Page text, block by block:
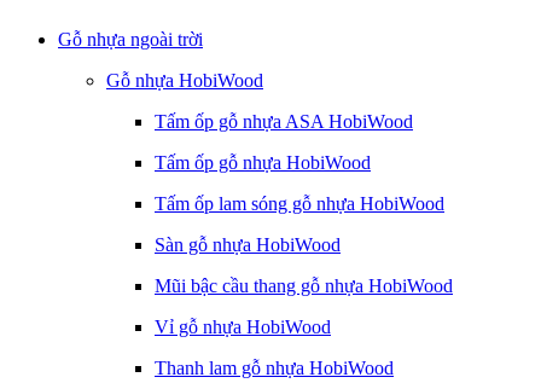
Gỗ nhựa ngoài trời
Gỗ nhựa HobiWood
Tấm ốp gỗ nhựa ASA HobiWood
Tấm ốp gỗ nhựa HobiWood
Tấm ốp lam sóng gỗ nhựa HobiWood
Sàn gỗ nhựa HobiWood
Mũi bậc cầu thang gỗ nhựa HobiWood
Vỉ gỗ nhựa HobiWood
Thanh lam gỗ nhựa HobiWood